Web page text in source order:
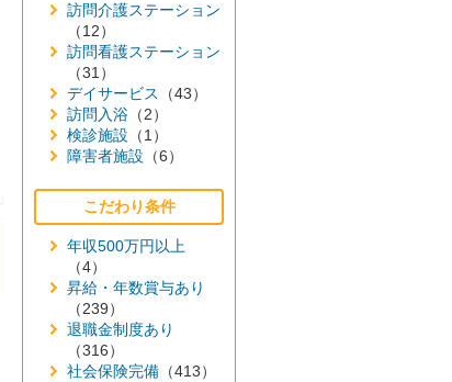
訪問介護ステーション
（12）
訪問看護ステーション
（31）
デイサービス
（43）
訪問入浴 （2）
検診施設 （1）
障害者施設 （6）
こだわり条件
年収500万円以上
（4）
昇給・年数賞与あり
（239）
退職金制度あり
（316）
社会保険完備 （413）